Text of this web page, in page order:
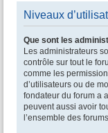
Niveaux
Que sont les
Les administrateurs
contrôle sur tout le
comme les
d’utilisateurs ou de
fondateur du forum a
peuvent aussi avoir
l’ensemble des